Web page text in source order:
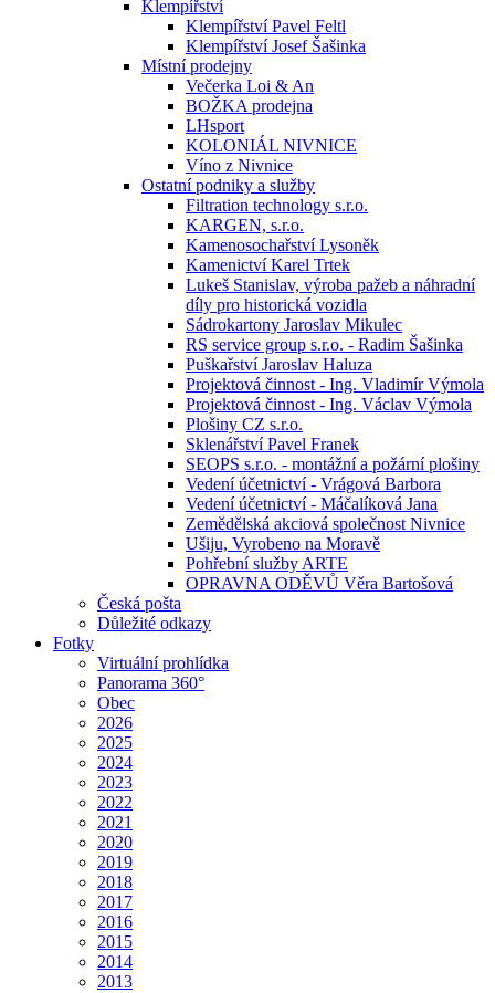
Klempířství
Klempířství Pavel Feltl
Klempířství Josef Šašinka
Místní prodejny
Večerka Loi & An
BOŽKA prodejna
LHsport
KOLONIÁL NIVNICE
Víno z Nivnice
Ostatní podniky a služby
Filtration technology s.r.o.
KARGEN, s.r.o.
Kamenosochařství Lysoněk
Kamenictví Karel Trtek
Lukeš Stanislav, výroba pažeb a náhradní
díly pro historická vozidla
Sádrokartony Jaroslav Mikulec
RS service group s.r.o. - Radim Šašinka
Puškařství Jaroslav Haluza
Projektová činnost - Ing. Vladimír Výmola
Projektová činnost - Ing. Václav Výmola
Plošiny CZ s.r.o.
Sklenářství Pavel Franek
SEOPS s.r.o. - montážní a požární plošiny
Vedení účetnictví - Vrágová Barbora
Vedení účetnictví - Máčalíková Jana
Zemědělská akciová společnost Nivnice
Ušiju, Vyrobeno na Moravě
Pohřební služby ARTE
OPRAVNA ODĚVŮ Věra Bartošová
Česká pošta
Důležité odkazy
Fotky
Virtuální prohlídka
Panorama 360°
Obec
2026
2025
2024
2023
2022
2021
2020
2019
2018
2017
2016
2015
2014
2013